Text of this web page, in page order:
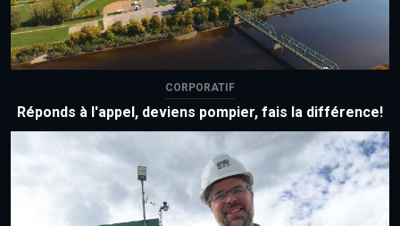
CORPORATIF
Réponds à l'appel, deviens pompier, fais la différence!